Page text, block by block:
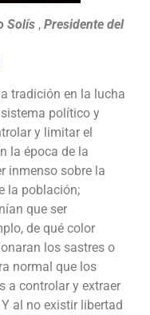
Solís , Presidente del
tradición en la lucha
político y
y limitar el
la época de la
inmenso sobre la
la población;
que ser
de qué color
los sastres o
normal que los
a controlar y extraer
al no existir libertad